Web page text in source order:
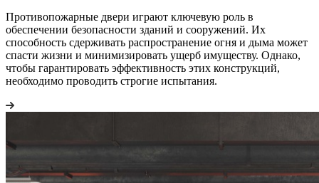
Противопожарные двери играют ключевую роль в
обеспечении безопасности зданий и сооружений. Их
способность сдерживать распространение огня и дыма может
спасти жизни и минимизировать ущерб имуществу. Однако,
чтобы гарантировать эффективность этих конструкций,
необходимо проводить строгие испытания.